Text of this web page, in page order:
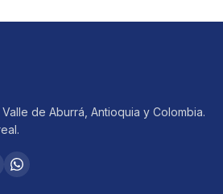
de Aburrá, Antioquia y Colombia.